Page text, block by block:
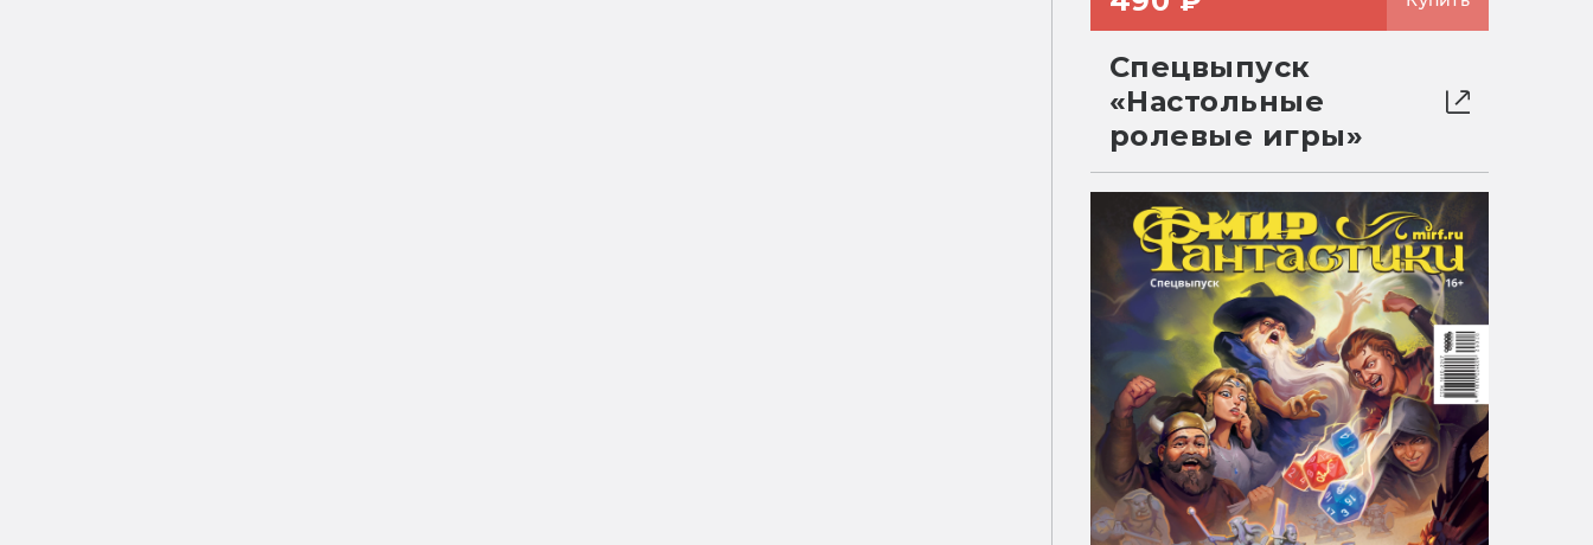
Спецвыпуск
«Настольные
ролевые игры»